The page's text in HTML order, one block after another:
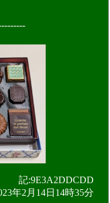
記:9E3A2DDCDD
年2月14日14時35分